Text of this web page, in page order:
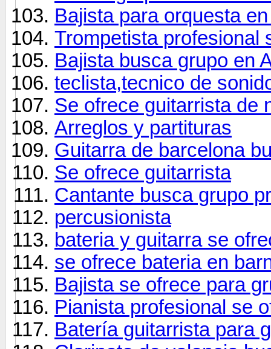
Bajista para orquesta
Trompetista profesional
Bajista busca grupo en
teclista,tecnico de
Se ofrece guitarrista de
Arreglos y partituras
Guitarra de barcelona
Se ofrece guitarrista
Cantante busca grupo
percusionista
bateria y guitarra se
se ofrece bateria en
Bajista se ofrece para
Pianista profesional se
Batería guitarrista para